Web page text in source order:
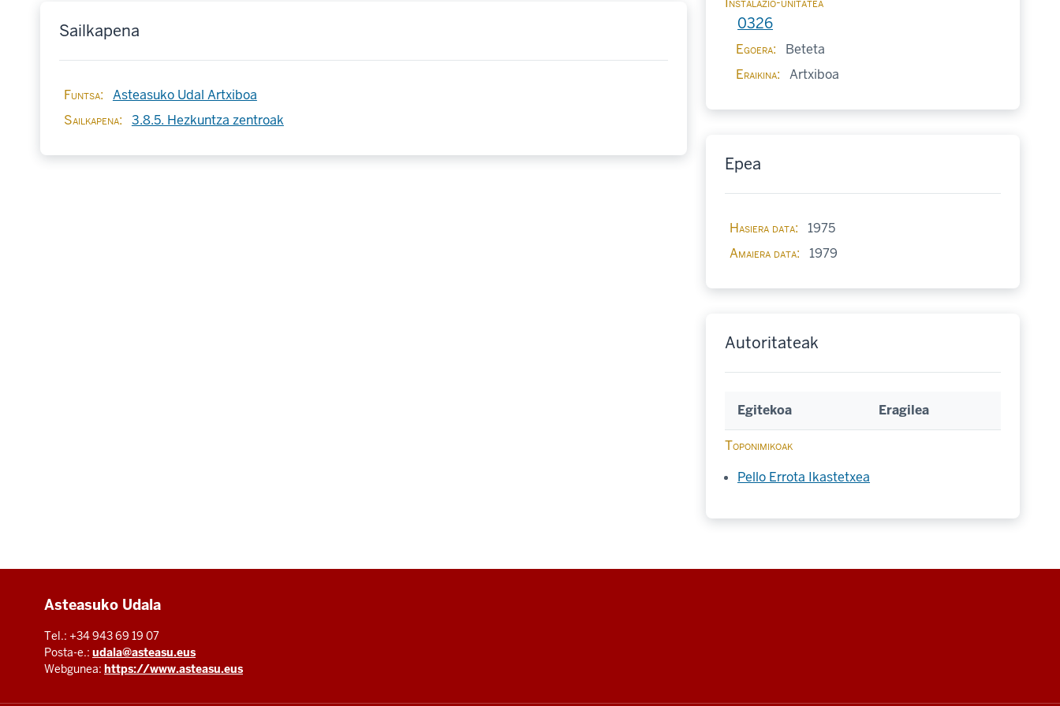
Sailkapena
Funtsa
Asteasuko Udal Artxiboa
Sailkapena
3.8.5. Hezkuntza zentroak
0326
Egoera
Beteta
Eraikina
Artxiboa
Epea
Hasiera data
1975
Amaiera data
1979
Autoritateak
Egitekoa Eragilea
Toponimikoak
Pello Errota Ikastetxea
Additional
Asteasuko Udala
Tel.: +34 943 69 19 07
Posta-e.: udala@asteasu.eus
Webgunea: https://www.asteasu.eus